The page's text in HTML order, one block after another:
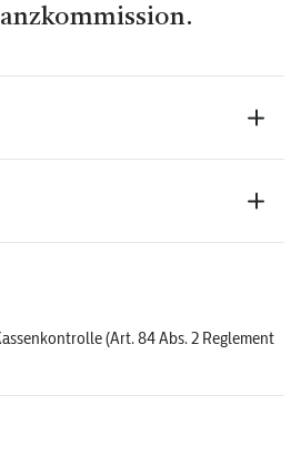
(Art. 84 Abs. 2 Reglement